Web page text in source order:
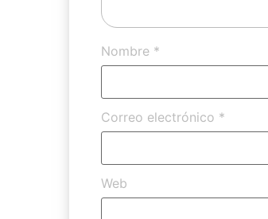
Nombre *
Correo electrónico *
Web